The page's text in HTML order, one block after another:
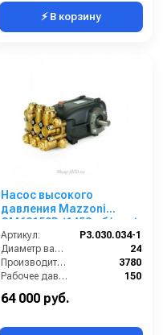
⚡ В корзину
Насос высокого
давления Mazzoni
GM63150R (1450 об/мин)
Артикул:
P3.030.034-1
Диаметр вала (мм):
24
Производительность (л/ч):
3780
Рабочее давление (бар):
150
Мощность (кВт):
64 000 руб.